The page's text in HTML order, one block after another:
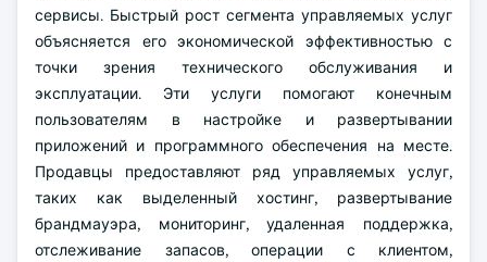
сервисы. Быстрый рост сегмента управляемых услуг
объясняется его экономической эффективностью с
точки зрения технического обслуживания и
эксплуатации. Эти услуги помогают конечным
пользователям в настройке и развертывании
приложений и программного обеспечения на месте.
Продавцы предоставляют ряд управляемых услуг,
таких как выделенный хостинг, развертывание
брандмауэра, мониторинг, удаленная поддержка,
отслеживание запасов, операции с клиентом,